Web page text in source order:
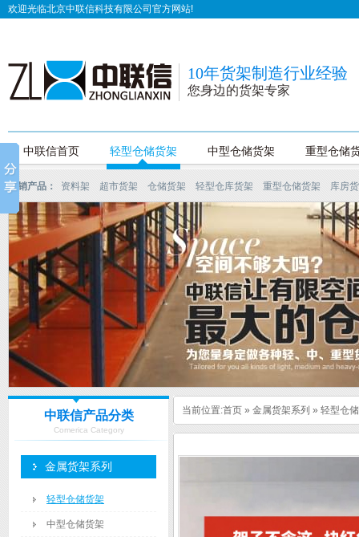
欢迎光临北京中联信科技有限公司官方网站!
10年货架制造行业经验
您身边的货架专家
中联信首页 轻型仓储货架 中型仓储货架 重型仓储
热销产品： 资料架 超市货架 仓储货架 轻型仓库货架 重型仓储货架 库房
中联信产品分类
Comerica Category
金属货架系列
轻型仓储货架
中型仓储货架
当前位置:首页 » 金属货架系列 » 轻型仓